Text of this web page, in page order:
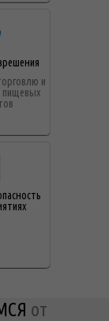
и
пищевых
от